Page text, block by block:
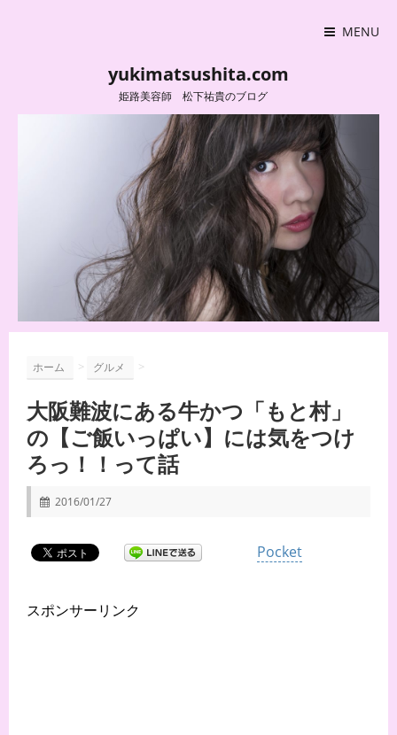
MENU
yukimatsushita.com
姫路美容師 松下祐貴のブログ
ホーム > グルメ >
大阪難波にある牛かつ「もと村」
の【ご飯いっぱい】には気をつけ
ろっ！！って話
2016/01/27
Pocket
スポンサーリンク